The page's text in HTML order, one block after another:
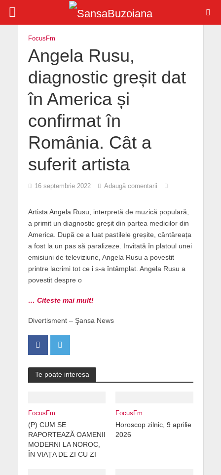
FocusFm
Angela Rusu,
diagnostic greșit dat
în America și
confirmat în
România. Cât a
suferit artista
16 septembrie 2022 Adaugă comentarii
Artista Angela Rusu, interpretă de muzică populară,
a primit un diagnostic greșit din partea medicilor din
America. După ce a luat pastilele greșite, cântăreața
a fost la un pas să paralizeze. Invitată în platoul unei
emisiuni de televiziune, Angela Rusu a povestit
printre lacrimi tot ce i s-a întâmplat. Angela Rusu a
povestit despre o
… Citeste mai mult!
Divertisment – Şansa News
Te poate interesa
FocusFm
(P) CUM SE
RAPORTEAZĂ OAMENII
MODERNI LA NOROC,
ÎN VIAȚA DE ZI CU ZI
FocusFm
Horoscop zilnic, 9 aprilie
2026